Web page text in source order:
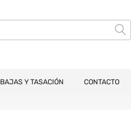
BAJAS Y TASACIÓN CONTACTO